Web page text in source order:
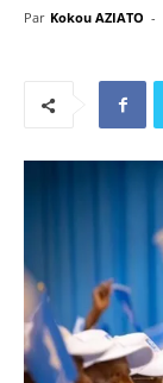
Par Kokou AZIATO -